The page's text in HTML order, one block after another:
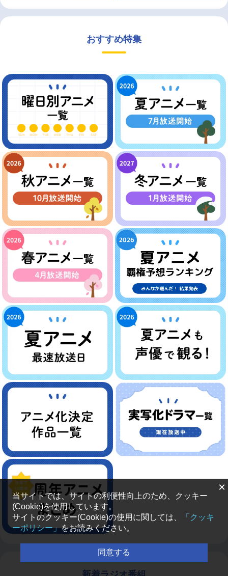
おすすめ特集
×
当サイトでは、サイトの利便性向上のため、クッキー
(Cookie)を使用しています。
サイトのクッキー(Cookie)の使用に関しては、
「クッキ
ーポリシー」をお読みください。
同意する